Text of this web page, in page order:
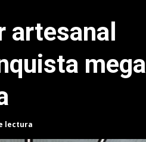
artesanal
mega
lectura